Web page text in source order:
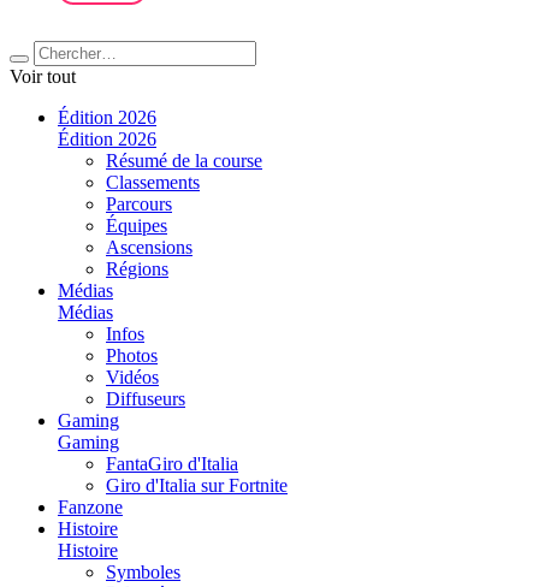
Voir tout
Édition 2026
Édition 2026
Résumé de la course
Classements
Parcours
Équipes
Ascensions
Régions
Médias
Médias
Infos
Photos
Vidéos
Diffuseurs
Gaming
Gaming
FantaGiro d'Italia
Giro d'Italia sur Fortnite
Fanzone
Histoire
Histoire
Symboles